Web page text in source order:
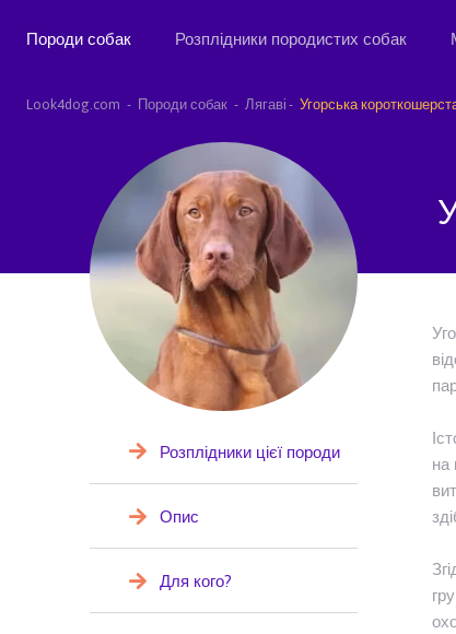
Породи собак Розплідники породистих собак
Look4dog.com Породи собак Лягаві Угорська
Розплідники цієї породи
Опис
Для кого?
на